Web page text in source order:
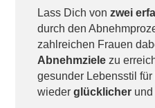
Lass Dich vonzwei
durch den
zahlreichen Frauen
Abnehmziele zu
gesunder Lebensstil
wieder glücklicher und